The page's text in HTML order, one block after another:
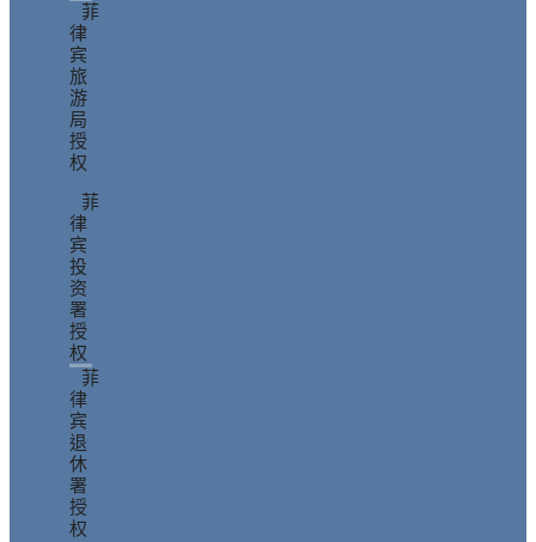
菲
律
宾
旅
游
局
授
权
菲
律
宾
投
资
署
授
权
菲
律
宾
退
休
署
授
权